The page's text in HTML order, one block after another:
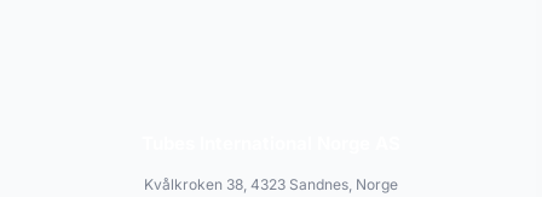
Kvålkroken 38, 4323 Sandnes, Norge